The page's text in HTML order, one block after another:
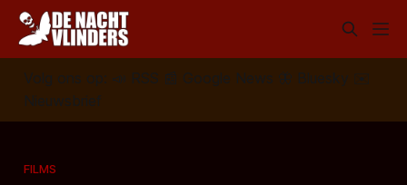
Volg ons op: 📣 RSS 📰 Google News 🦋 Bluesky
✉️
Nieuwsbrief
FILMS